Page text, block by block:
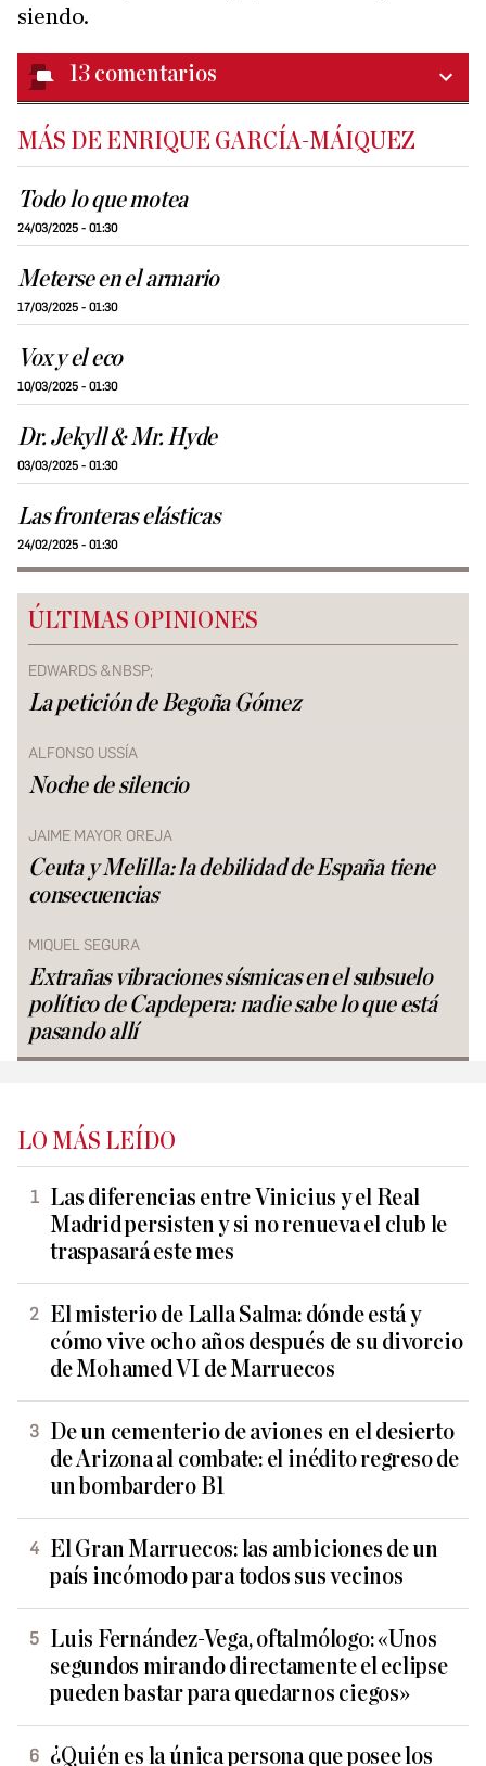
siendo.
13 comentarios
MÁS DE ENRIQUE GARCÍA-MÁIQUEZ
Todo lo que motea
24/03/2025 - 01:30
Meterse en el armario
17/03/2025 - 01:30
Vox y el eco
10/03/2025 - 01:30
Dr. Jekyll & Mr. Hyde
03/03/2025 - 01:30
Las fronteras elásticas
24/02/2025 - 01:30
ÚLTIMAS OPINIONES
EDWARDS &NBSP;
La petición de Begoña Gómez
ALFONSO USSÍA
Noche de silencio
JAIME MAYOR OREJA
Ceuta y Melilla: la debilidad de España tiene
consecuencias
MIQUEL SEGURA
Extrañas vibraciones sísmicas en el subsuelo
político de Capdepera: nadie sabe lo que está
pasando allí
LO MÁS LEÍDO
Las diferencias entre Vinicius y el Real
Madrid persisten y si no renueva el club le
traspasará este mes
El misterio de Lalla Salma: dónde está y
cómo vive ocho años después de su divorcio
de Mohamed VI de Marruecos
De un cementerio de aviones en el desierto
de Arizona al combate: el inédito regreso de
un bombardero B1
El Gran Marruecos: las ambiciones de un
país incómodo para todos sus vecinos
Luis Fernández-Vega, oftalmólogo: «Unos
segundos mirando directamente el eclipse
pueden bastar para quedarnos ciegos»
¿Quién es la única persona que posee los